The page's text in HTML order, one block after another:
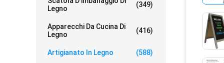
Legno
(349)
Apparecchi Da Cucina Di
Legno
(416)
Artigianato In Legno (588)